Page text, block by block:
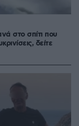
στο σπίτι που
δείτε